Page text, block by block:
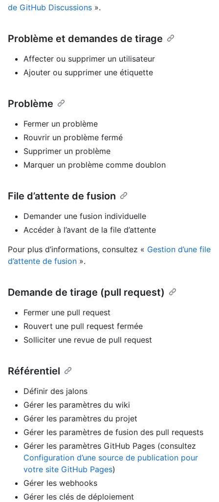
de GitHub Discussions ».
Problème et demandes de tirage
Affecter ou supprimer un utilisateur
Ajouter ou supprimer une étiquette
Problème
Fermer un problème
Rouvrir un problème fermé
Supprimer un problème
Marquer un problème comme doublon
File d’attente de fusion
Demander une fusion individuelle
Accéder à l’avant de la file d’attente
Pour plus d’informations, consultez « Gestion d’une file
d’attente de fusion ».
Demande de tirage (pull request)
Fermer une pull request
Rouvert une pull request fermée
Solliciter une revue de pull request
Référentiel
Définir des jalons
Gérer les paramètres du wiki
Gérer les paramètres du projet
Gérer les paramètres de fusion des pull requests
Gérer les paramètres GitHub Pages (consultez
Configuration d’une source de publication pour
votre site GitHub Pages)
Gérer les webhooks
Gérer les clés de déploiement